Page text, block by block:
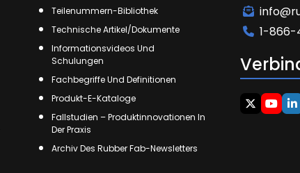
Teilenummern-Bibliothek
Technische Artikel/Dokumente
Informationsvideos Und
Schulungen
Fachbegriffe Und Definitionen
Produkt-E-Kataloge
Fallstudien – Produktinnovationen In
Der Praxis
Archiv Des Rubber Fab-Newsletters
1-866-